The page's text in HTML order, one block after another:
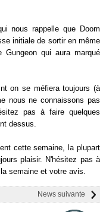
nous rappelle que Doom
initiale de sortir en même
qui aura marqué
on se méfiera toujours (à
nous ne connaissons pas
pas à faire quelques
dessus.
cette semaine, la plupart
plaisir. N'hésitez pas à
semaine et votre avis.
News suivante